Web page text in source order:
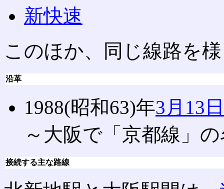
新快速
このほか、同じ線路を
沿革
1988(昭和63)年3月13日
～大阪で「京都線」
接続する主な路線